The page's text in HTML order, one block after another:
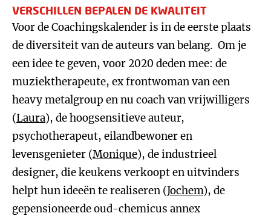
VERSCHILLEN BEPALEN DE KWALITEIT
Voor de Coachingskalender is in de eerste plaats
de diversiteit van de auteurs van belang. Om je
een idee te geven, voor 2020 deden mee: de
muziektherapeute, ex frontwoman van een
heavy metalgroup en nu coach van vrijwilligers
(Laura), de hoogsensitieve auteur,
psychotherapeut, eilandbewoner en
levensgenieter (Monique), de industrieel
designer, die keukens verkoopt en uitvinders
helpt hun ideeën te realiseren (Jochem), de
gepensioneerde oud-chemicus annex